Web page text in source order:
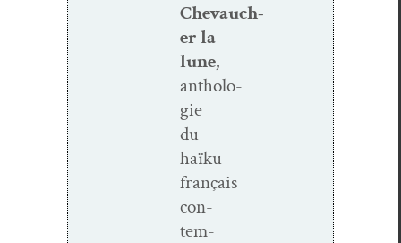
Chevauch­
er la
lune,
antholo­
gie
du
haïku
français
con­
tem­